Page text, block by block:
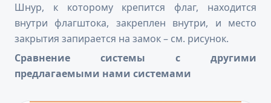
Шнур, к которому крепится флаг, находится
внутри флагштока, закреплен внутри, и место
закрытия запирается на замок – см. рисунок.
Сравнение системы с другими
предлагаемыми нами системами